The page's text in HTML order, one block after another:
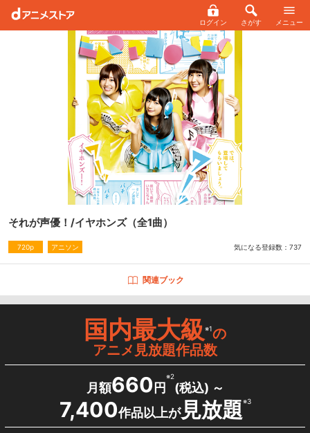
ログイン さがす メニュー
それが声優！/イヤホンズ（全1曲）
720p アニソン 気になる登録数： 737
関連ブック
国内最大級※1の
アニメ見放題作品数
月額660 円
※2
(税込) ～
7,400作品以上が見放題※3